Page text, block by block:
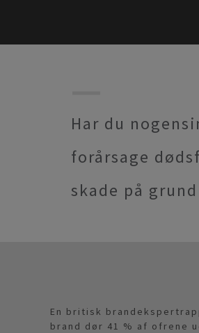
Har du
forårsage
skade på
En britisk
brand dør 41 % af ofrene